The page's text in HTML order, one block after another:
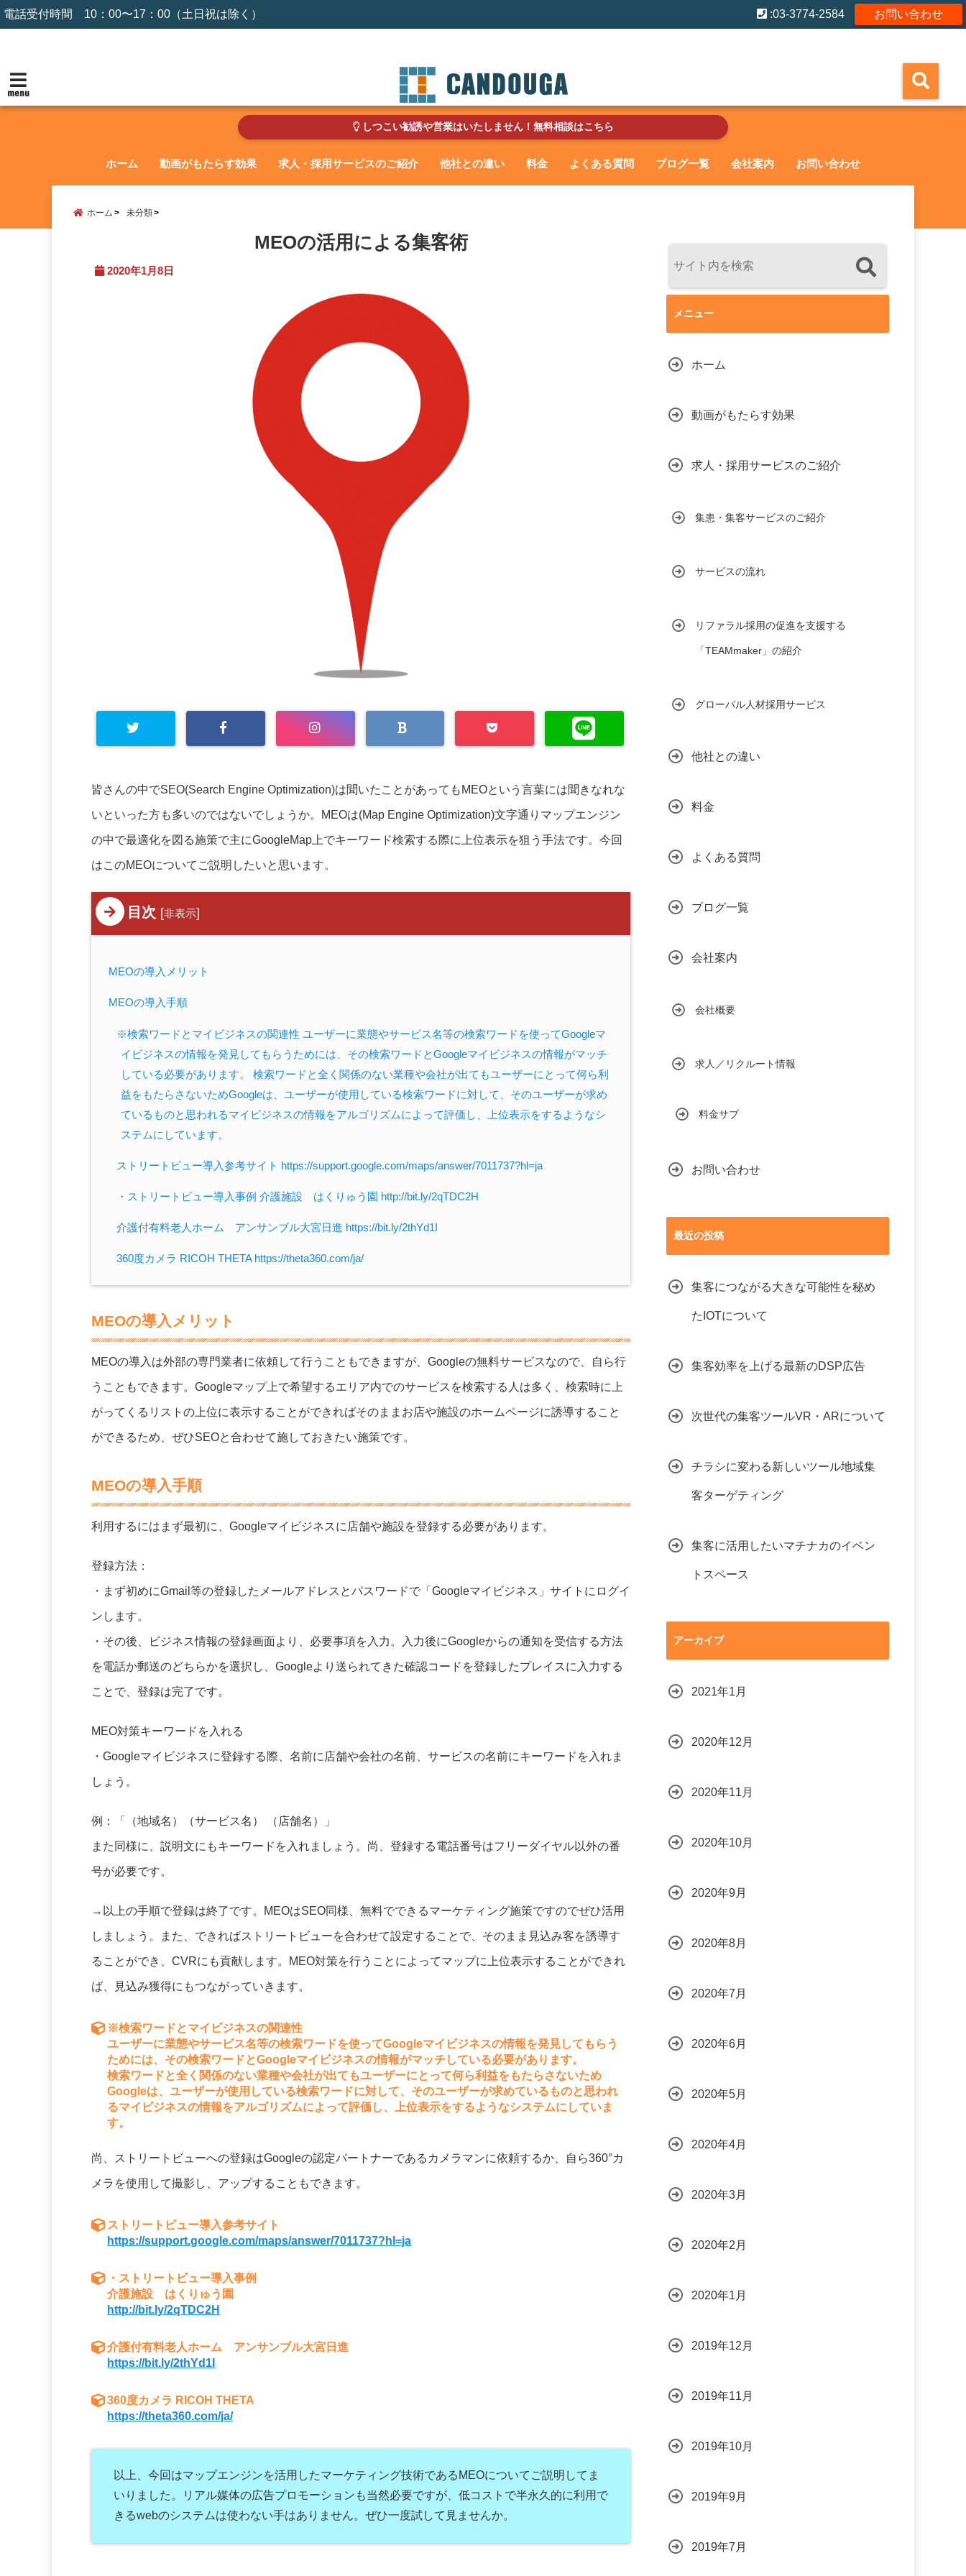
電話受付時間 10：00〜17：00（土日祝は除く） お問い合わせ
:03-3774-2584
menu
しつこい勧誘や営業はいたしません！無料相談はこちら
ホーム 動画がもたらす効果 求人・採用サービスのご紹介 他社との違い 料金 よくある質問 ブログ一覧 会社案内 お問い合わせ
ホーム 未分類
MEOの活用による集客術
2020年1月8日
皆さんの中でSEO(Search Engine Optimization)は聞いたことがあってもMEOという言葉には聞きなれな
いといった方も多いのではないでしょうか。MEOは(Map Engine Optimization)文字通りマップエンジン
の中で最適化を図る施策で主にGoogleMap上でキーワード検索する際に上位表示を狙う手法です。今回
はこのMEOについてご説明したいと思います。
目次 [非表示]
MEOの導入メリット
MEOの導入手順
※検索ワードとマイビジネスの関連性 ユーザーに業態やサービス名等の検索ワードを使ってGoogleマ
イビジネスの情報を発見してもらうためには、その検索ワードとGoogleマイビジネスの情報がマッチ
している必要があります。 検索ワードと全く関係のない業種や会社が出てもユーザーにとって何ら利
益をもたらさないためGoogleは、ユーザーが使用している検索ワードに対して、そのユーザーが求め
ているものと思われるマイビジネスの情報をアルゴリズムによって評価し、上位表示をするようなシ
ステムにしています。
ストリートビュー導入参考サイト https://support.google.com/maps/answer/7011737?hl=ja
・ストリートビュー導入事例 介護施設 はくりゅう園 http://bit.ly/2qTDC2H
介護付有料老人ホーム アンサンブル大宮日進 https://bit.ly/2thYd1I
360度カメラ RICOH THETA https://theta360.com/ja/
MEOの導入メリット
MEOの導入は外部の専門業者に依頼して行うこともできますが、Googleの無料サービスなので、自ら行
うこともできます。Googleマップ上で希望するエリア内でのサービスを検索する人は多く、検索時に上
がってくるリストの上位に表示することができればそのままお店や施設のホームページに誘導すること
ができるため、ぜひSEOと合わせて施しておきたい施策です。
MEOの導入手順
利用するにはまず最初に、Googleマイビジネスに店舗や施設を登録する必要があります。
登録方法：
・まず初めにGmail等の登録したメールアドレスとパスワードで「Googleマイビジネス」サイトにログイ
ンします。
・その後、ビジネス情報の登録画面より、必要事項を入力。入力後にGoogleからの通知を受信する方法
を電話か郵送のどちらかを選択し、Googleより送られてきた確認コードを登録したプレイスに入力する
ことで、登録は完了です。
MEO対策キーワードを入れる
・Googleマイビジネスに登録する際、名前に店舗や会社の名前、サービスの名前にキーワードを入れま
しょう。
例：「（地域名）（サービス名） （店舗名）」
また同様に、説明文にもキーワードを入れましょう。尚、登録する電話番号はフリーダイヤル以外の番
号が必要です。
→以上の手順で登録は終了です。MEOはSEO同様、無料でできるマーケティング施策ですのでぜひ活用
しましょう。また、できればストリートビューを合わせて設定することで、そのまま見込み客を誘導す
ることができ、CVRにも貢献します。MEO対策を行うことによってマップに上位表示することができれ
ば、見込み獲得にもつながっていきます。
※検索ワードとマイビジネスの関連性
ユーザーに業態やサービス名等の検索ワードを使ってGoogleマイビジネスの情報を発見してもらう
ためには、その検索ワードとGoogleマイビジネスの情報がマッチしている必要があります。
検索ワードと全く関係のない業種や会社が出てもユーザーにとって何ら利益をもたらさないため
Googleは、ユーザーが使用している検索ワードに対して、そのユーザーが求めているものと思われ
るマイビジネスの情報をアルゴリズムによって評価し、上位表示をするようなシステムにしていま
す。
尚、ストリートビューへの登録はGoogleの認定パートナーであるカメラマンに依頼するか、自ら360°カ
メラを使用して撮影し、アップすることもできます。
ストリートビュー導入参考サイト
https://support.google.com/maps/answer/7011737?hl=ja
・ストリートビュー導入事例
介護施設 はくりゅう園
http://bit.ly/2qTDC2H
介護付有料老人ホーム アンサンブル大宮日進
https://bit.ly/2thYd1I
360度カメラ RICOH THETA
https://theta360.com/ja/
以上、今回はマップエンジンを活用したマーケティング技術であるMEOについてご説明してま
いりました。リアル媒体の広告プロモーションも当然必要ですが、低コストで半永久的に利用で
きるwebのシステムは使わない手はありません。ぜひ一度試して見ませんか。
メニュー
ホーム
動画がもたらす効果
求人・採用サービスのご紹介
集患・集客サービスのご紹介
サービスの流れ
リファラル採用の促進を支援する
「TEAMmaker」の紹介
グローバル人材採用サービス
他社との違い
料金
よくある質問
ブログ一覧
会社案内
会社概要
求人／リクルート情報
料金サブ
お問い合わせ
最近の投稿
集客につながる大きな可能性を秘め
たIOTについて
集客効率を上げる最新のDSP広告
次世代の集客ツールVR・ARについて
チラシに変わる新しいツール地域集
客ターゲティング
集客に活用したいマチナカのイベン
トスペース
アーカイブ
2021年1月
2020年12月
2020年11月
2020年10月
2020年9月
2020年8月
2020年7月
2020年6月
2020年5月
2020年4月
2020年3月
2020年2月
2020年1月
2019年12月
2019年11月
2019年10月
2019年9月
2019年7月